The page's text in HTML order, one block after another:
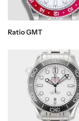
Ratio GMT